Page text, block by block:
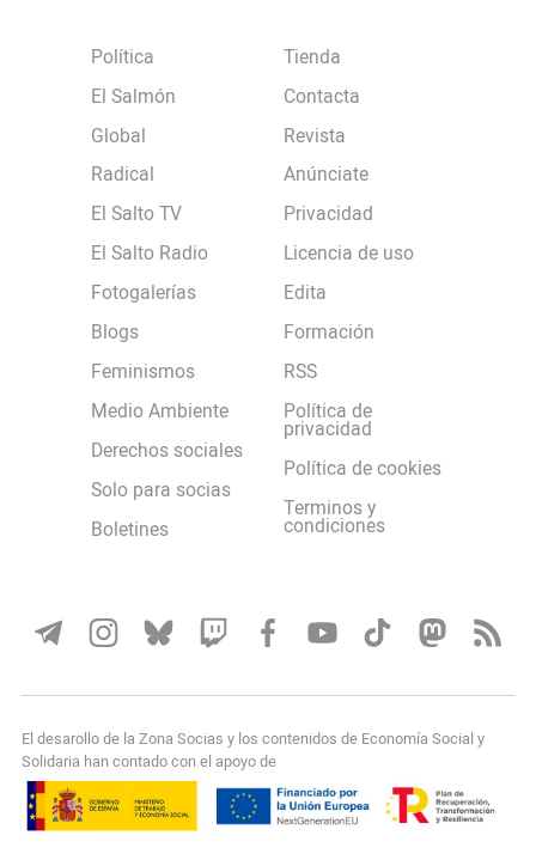
Política
El Salmón
Global
Radical
El Salto TV
El Salto Radio
Fotogalerías
Blogs
Feminismos
Medio Ambiente
Derechos sociales
Solo para socias
Boletines
Tienda
Contacta
Revista
Anúnciate
Privacidad
Licencia de uso
Edita
Formación
RSS
Política de
privacidad
Política de cookies
Terminos y
condiciones
El desarollo de la Zona Socias y los contenidos de Economía Social y
Solidaria han contado con el apoyo de